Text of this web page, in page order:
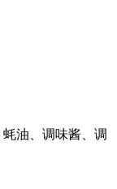
油、调味酱、调